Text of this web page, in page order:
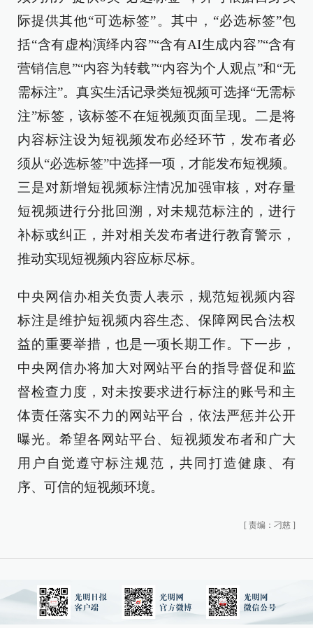
际提供其他“可选标签”。其中，“必选标签”包
括“含有虚构演绎内容”“含有AI生成内容”“含有
营销信息”“内容为转载”“内容为个人观点”和“无
需标注”。真实生活记录类短视频可选择“无需标
注”标签，该标签不在短视频页面呈现。二是将
内容标注设为短视频发布必经环节，发布者必
须从“必选标签”中选择一项，才能发布短视频。
三是对新增短视频标注情况加强审核，对存量
短视频进行分批回溯，对未规范标注的，进行
补标或纠正，并对相关发布者进行教育警示，
推动实现短视频内容应标尽标。
中央网信办相关负责人表示，规范短视频内容
标注是维护短视频内容生态、保障网民合法权
益的重要举措，也是一项长期工作。下一步，
中央网信办将加大对网站平台的指导督促和监
督检查力度，对未按要求进行标注的账号和主
体责任落实不力的网站平台，依法严惩并公开
曝光。希望各网站平台、短视频发布者和广大
用户自觉遵守标注规范，共同打造健康、有
序、可信的短视频环境。
[ 责编：刁慈 ]